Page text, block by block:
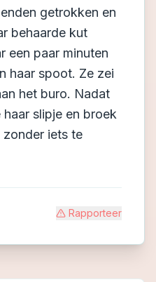
getrokken en
behaarde kut
een paar minuten
haar spoot. Ze zei
het buro. Nadat
slipje en broek
iets te
Rapporteer